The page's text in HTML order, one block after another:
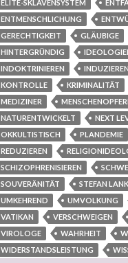
ELITE-SKLAVENSYSTEM
ENTMENSCHLICHUNG
GERECHTIGKEIT
GLÄUBIGE
HINTERGRÜNDIG
INDOKTRINIEREN
INDUZIEREN
KONTROLLE
KRIMINALITÄT
MEDIZINER
NATURENTWICKELT
NEXT
OKKULTISTISCH
PLANDEMIE
REDUZIEREN
SCHIZOPHRENISIEREN
SOUVERÄNITÄT
STEFAN LANK
UMKEHREND
UMVOLKUNG
VATIKAN
VERSCHWEIGEN
VIROLOGE
WAHRHEIT
WIDERSTANDSLEISTUNG